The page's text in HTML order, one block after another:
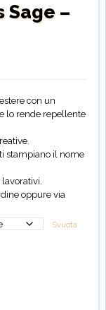
Sage –
da
11,95€
15,95€
con un
lo rende repellente
stampiano il nome
oppure via
Svuota